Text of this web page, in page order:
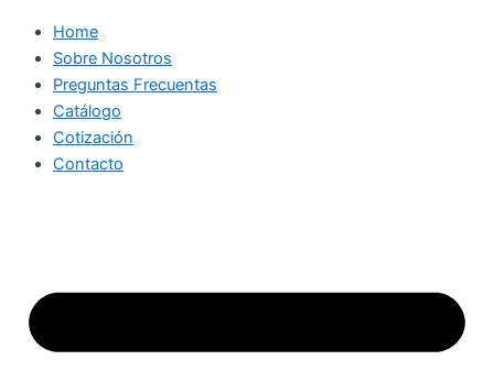
Home
Sobre Nosotros
Preguntas Frecuentas
Catálogo
Cotización
Contacto